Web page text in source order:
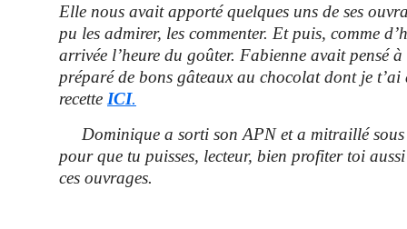
Elle nous avait apporté quelques uns de ses
pu les admirer, les commenter. Et puis, comme
arrivée l’heure du goûter. Fabienne avait pensé
préparé de bons gâteaux au chocolat dont je
recette ICI.
Dominique a sorti son APN et a mitraillé sous
pour que tu puisses, lecteur, bien profiter toi
ces ouvrages.